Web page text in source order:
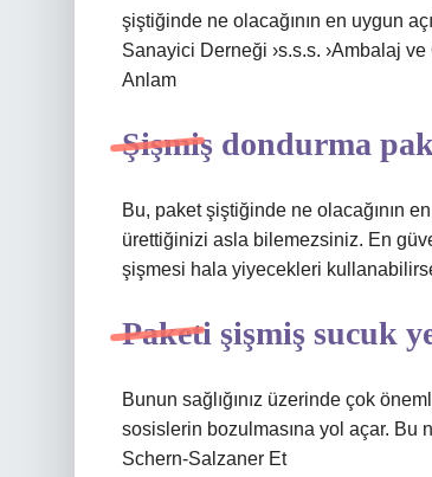
şiştiğinde ne olacağının en uygun
Sanayici Derneği ›s.s.s. ›Ambalaj
Anlam
Şişmiş dondurma
Bu, paket şiştiğinde ne olacağının
ürettiğinizi asla bilemezsiniz. En
şişmesi hala yiyecekleri
Paketi şişmiş sucuk
Bunun sağlığınız üzerinde çok
sosislerin bozulmasına yol açar. Bu
Schern-Salzaner Et